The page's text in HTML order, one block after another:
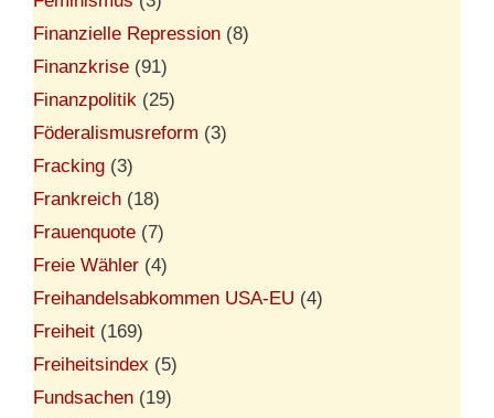
Finanzielle Repression (8)
Finanzkrise (91)
Finanzpolitik (25)
Föderalismusreform (3)
Fracking (3)
Frankreich (18)
Frauenquote (7)
Freie Wähler (4)
Freihandelsabkommen USA-EU (4)
Freiheit (169)
Freiheitsindex (5)
Fundsachen (19)